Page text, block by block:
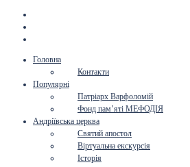
Головна
Контакти
Популярні
Патріарх Варфоломій
Фонд пам’яті МЕФОДІЯ
Андріївська церква
Святий апостол
Віртуальна екскурсія
Історія